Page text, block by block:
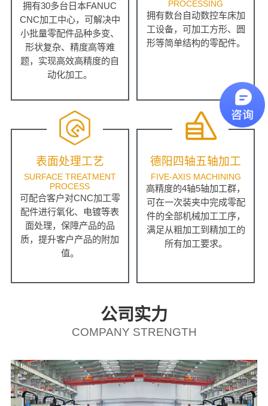
拥有30多台日本FANUC
CNC加工中心，可解决中
小批量零配件品种多变、
形状复杂、精度高等难
题，实现高效高精度的自
动化加工。
PROCESSING
拥有数台自动数控车床加
工设备，可加工方形、圆
形等简单结构的零配件。
表面处理工艺
SURFACE TREATMENT
PROCESS
可配合客户对CNC加工零
配件进行氧化、电镀等表
面处理，保障产品的品
质，提升客户产品的附加
值。
德阳四轴五轴加工
FIVE-AXIS MACHINING
高精度的4轴5轴加工群，
可在一次装夹中完成零配
件的全部机械加工工序，
满足从粗加工到精加工的
所有加工要求。
公司实力
COMPANY STRENGTH